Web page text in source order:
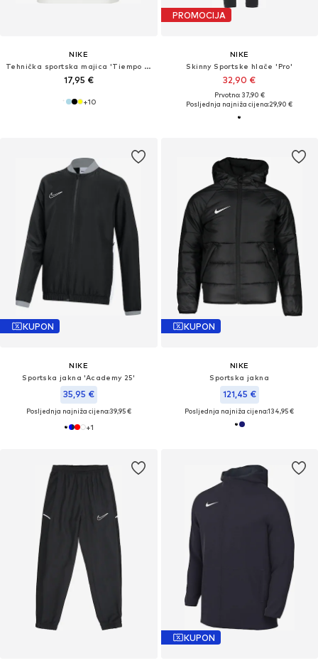
NIKE
Tehnička sportska majica 'Tiempo Premier II'
17,95 €
+10
PROMOCIJA
NIKE
Skinny Sportske hlače 'Pro'
32,90 €
Prvotno: 37,90 €
Posljednja najniža cijena:29,90 €
KUPON
NIKE
Sportska jakna 'Academy 25'
35,95 €
Posljednja najniža cijena:39,95 €
+1
KUPON
NIKE
Sportska jakna
121,45 €
Posljednja najniža cijena:134,95 €
KUPON